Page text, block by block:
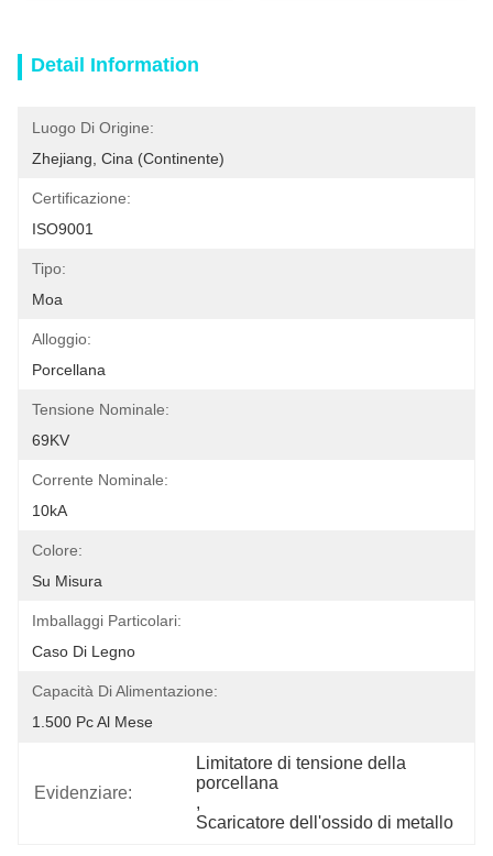
Detail Information
Luogo Di Origine:
Zhejiang, Cina (continente)
Certificazione:
ISO9001
Tipo:
Moa
Alloggio:
Porcellana
Tensione Nominale:
69KV
Corrente Nominale:
10kA
Colore:
Su Misura
Imballaggi Particolari:
Caso Di Legno
Capacità Di Alimentazione:
1.500 Pc Al Mese
Evidenziare:
Limitatore di tensione della
porcellana
,
Scaricatore dell'ossido di metallo